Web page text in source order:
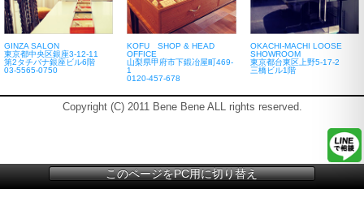
GINZA SALON
東京都中央区銀座3-12-11
第2タチバナ銀座ビル6階
03-5565-0750
KOFU SHOP & HEAD
OFFICE
山梨県甲府市下鍛冶屋町469-
1
0120-457-678
OKACHI-MACHI LOOSE
SHOWROOM
東京都台東区上野5-17-2
三橋ビル1階
Copyright (C) 2011 Bene Bene ALL rights reserved.
このページをPC用に切り替え